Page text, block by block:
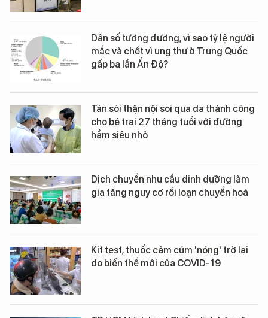
Dân số tương đương, vì sao tỷ lệ người
mắc và chết vì ung thư ở Trung Quốc
gấp ba lần Ấn Độ?
Tán sỏi thận nội soi qua da thành công
cho bé trai 27 tháng tuổi với đường
hầm siêu nhỏ
Dịch chuyển nhu cầu dinh dưỡng làm
gia tăng nguy cơ rối loạn chuyển hoá
Kit test, thuốc cảm cúm 'nóng' trở lại
do biến thể mới của COVID-19